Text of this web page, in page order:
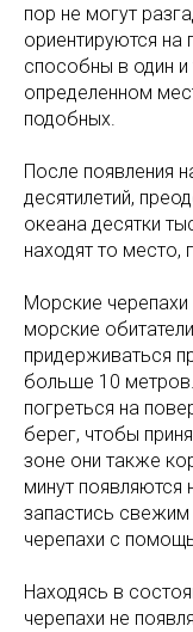
пор не могут
ориентируются
способны в один
определенном
подобных.
После появления
десятилетий,
океана десятки
находят то место,
Морские
морские
придерживаться
больше 10
погреться на
берег, чтобы
зоне они также
минут появляются
запастись
черепахи с
Находясь в
черепахи не